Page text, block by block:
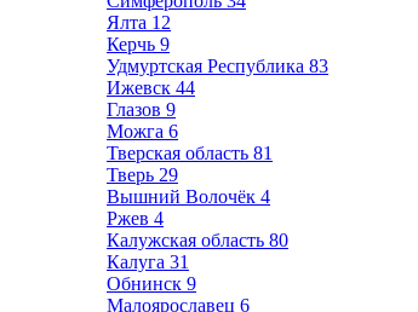
Ялта 12
Керчь 9
Удмуртская Республика 83
Ижевск 44
Глазов 9
Можга 6
Тверская область 81
Тверь 29
Вышний Волочёк 4
Ржев 4
Калужская область 80
Калуга 31
Обнинск 9
Малоярославец 6